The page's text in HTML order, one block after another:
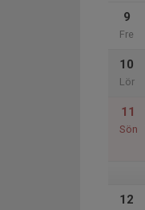
9
Fre
10
Lör
11
Sön
12